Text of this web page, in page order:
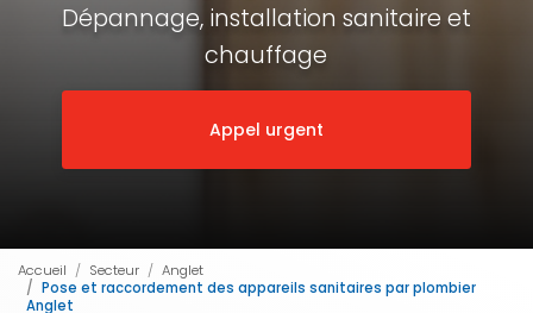
Dépannage, installation sanitaire et
chauffage
Appel urgent
Accueil Secteur
Anglet
Pose et raccordement des appareils sanitaires par plombier
Anglet